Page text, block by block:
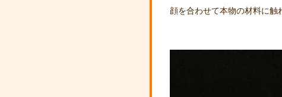
顔を合わせて本物の材料に